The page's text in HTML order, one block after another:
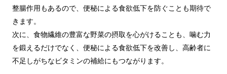
整腸作用もあるので、便秘による食欲低下を防ぐことも期待で
きます。
次に、食物繊維の豊富な野菜の摂取を心がけることも、噛む力
を鍛えるだけでなく、便秘による食欲低下を改善し、高齢者に
不足しがちなビタミンの補給にもつながります。